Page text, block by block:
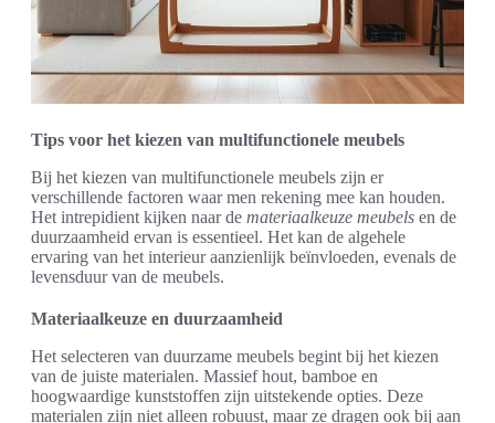
Tips voor het kiezen van multifunctionele meubels
Bij het kiezen van multifunctionele meubels zijn er
verschillende factoren waar men rekening mee kan houden.
Het intrepidient kijken naar de materiaalkeuze meubels en de
duurzaamheid ervan is essentieel. Het kan de algehele
ervaring van het interieur aanzienlijk beïnvloeden, evenals de
levensduur van de meubels.
Materiaalkeuze en duurzaamheid
Het selecteren van duurzame meubels begint bij het kiezen
van de juiste materialen. Massief hout, bamboe en
hoogwaardige kunststoffen zijn uitstekende opties. Deze
materialen zijn niet alleen robuust, maar ze dragen ook bij aan